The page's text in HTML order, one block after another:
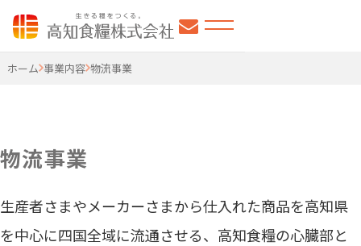
高知食糧株式会社
ホーム 事業内容 物流事業
物流事業
生産者さまやメーカーさまから仕入れた商品を高知県
を中心に四国全域に流通させる、 高知食糧の心臓部と